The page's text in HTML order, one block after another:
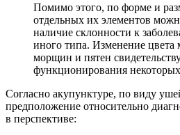
Помимо этого, по форме и
отдельных их элементов
наличие склонности к
иного типа. Изменение цвета
морщин и пятен
функционирования
Согласно акупунктуре, по виду
предположение относительно
в перспективе: